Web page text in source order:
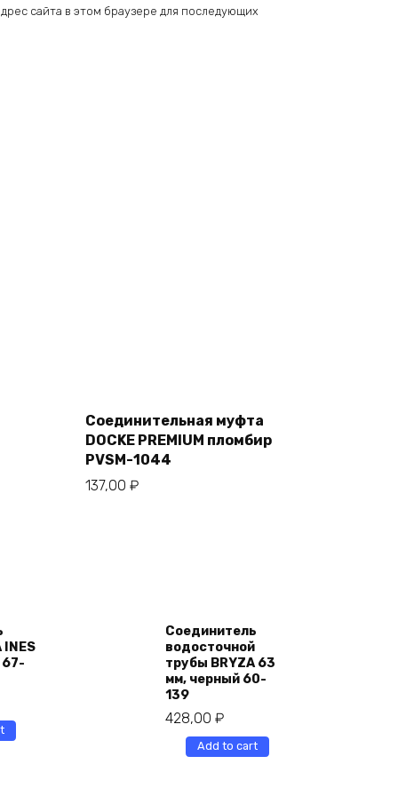
сайта в этом браузере для последующих
cart
Соединительная муфта
DOCKE PREMIUM пломбир
PVSM-1044
137,00 ₽
INES
Соединитель
водосточной
трубы BRYZA 63
мм, черный 60-
139
428,00 ₽
Add to cart